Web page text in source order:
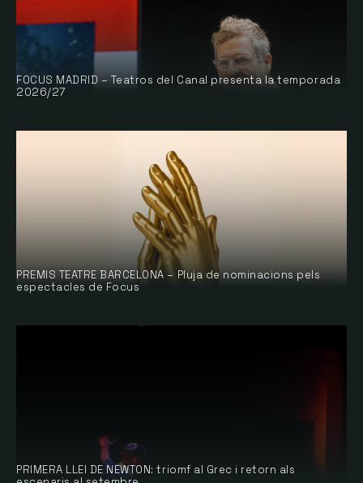
FOCUS MADRID – Teatros del Canal presenta la temporada
2026/27
PREMIS TEATRE BARCELONA – Pluja de nominacions pels
espectacles de Focus
PRIMERA LLEI DE NEWTON: triomf al Grec i retorn als